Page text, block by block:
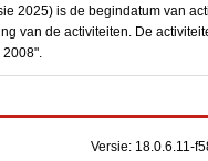
2025) is de begindatum van
van de activiteiten. De
2008".
Versie: 18.0.6.11-